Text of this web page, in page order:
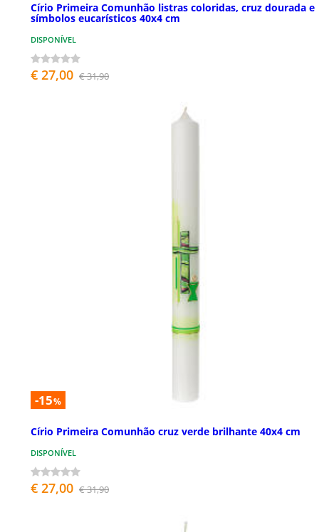
Círio Primeira Comunhão listras coloridas, cruz dourada e
símbolos eucarísticos 40x4 cm
DISPONÍVEL
€ 27,00 € 31,90
-15%
Círio Primeira Comunhão cruz verde brilhante 40x4 cm
DISPONÍVEL
€ 27,00 € 31,90